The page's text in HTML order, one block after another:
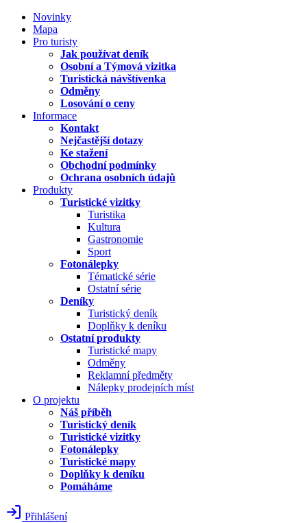
Novinky
Mapa
Pro turisty
Jak používat deník
Osobní a Týmová vizitka
Turistická návštívenka
Odměny
Losování o ceny
Informace
Kontakt
Nejčastější dotazy
Ke stažení
Obchodní podmínky
Ochrana osobních údajů
Produkty
Turistické vizitky
Turistika
Kultura
Gastronomie
Sport
Fotonálepky
Tématické série
Ostatní série
Deníky
Turistický deník
Doplňky k deníku
Ostatní produkty
Turistické mapy
Odměny
Reklamní předměty
Nálepky prodejních míst
O projektu
Náš příběh
Turistický deník
Turistické vizitky
Fotonálepky
Turistické mapy
Doplňky k deníku
Pomáháme
Přihlášení